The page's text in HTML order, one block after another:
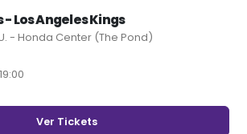
Los Angeles Kings
- Honda Center (The Pond)
19:00
Ver Tickets